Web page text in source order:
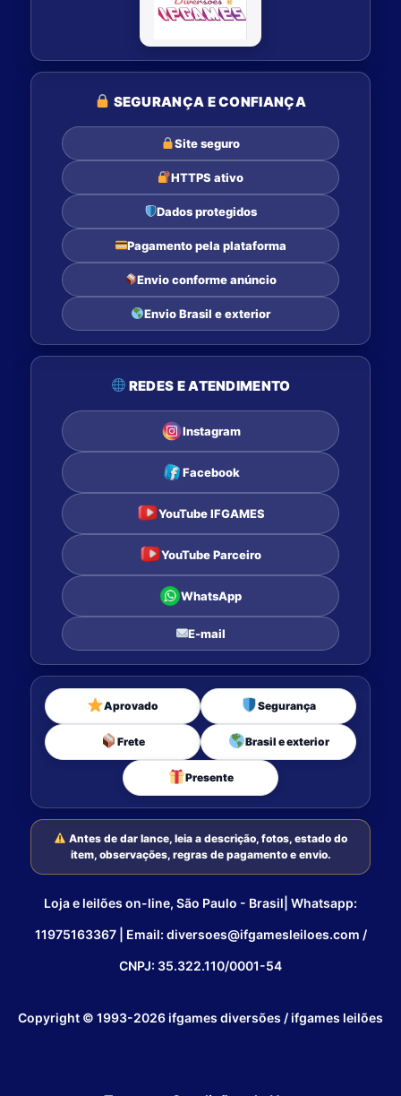
SEGURANÇA E CONFIANÇA
Site seguro
HTTPS ativo
Dados protegidos
Pagamento pela plataforma
Envio conforme anúncio
Envio Brasil e exterior
REDES E ATENDIMENTO
Instagram
Facebook
YouTube IFGAMES
YouTube Parceiro
WhatsApp
E-mail
Aprovado Segurança
Frete Brasil e exterior
Presente
Antes de dar lance, leia a descrição, fotos, estado do
item, observações, regras de pagamento e envio.
Loja e leilões on-line, São Paulo - Brasil| Whatsapp:
11975163367 | Email: diversoes@ifgamesleiloes.com /
CNPJ: 35.322.110/0001-54
Copyright © 1993-2026 ifgames diversões / ifgames leilões